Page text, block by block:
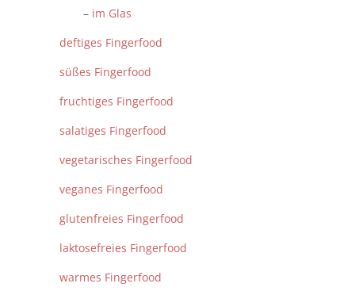
– im Glas
deftiges Fingerfood
süßes Fingerfood
fruchtiges Fingerfood
salatiges Fingerfood
vegetarisches Fingerfood
veganes Fingerfood
glutenfreies Fingerfood
laktosefreies Fingerfood
warmes Fingerfood